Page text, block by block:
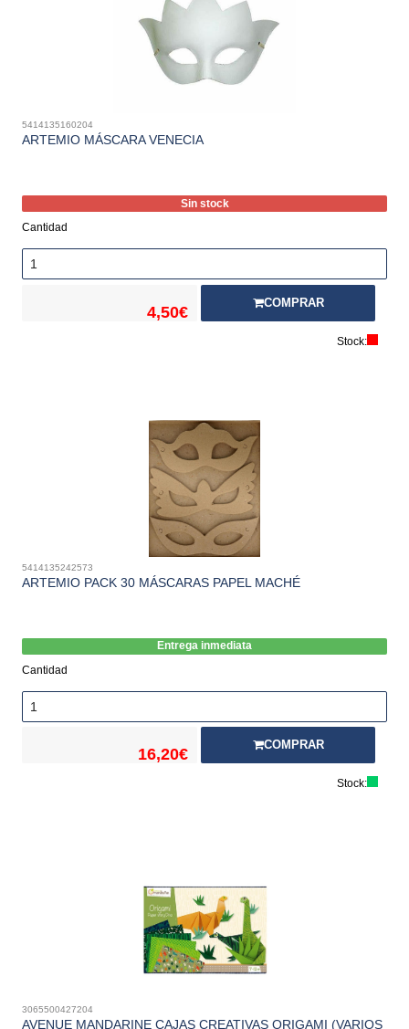
5414135160204
ARTEMIO MÁSCARA VENECIA
Sin stock
Cantidad
4,50€
COMPRAR
Stock:
5414135242573
ARTEMIO PACK 30 MÁSCARAS PAPEL MACHÉ
Entrega inmediata
Cantidad
16,20€
COMPRAR
Stock:
3065500427204
AVENUE MANDARINE CAJAS CREATIVAS ORIGAMI (VARIOS